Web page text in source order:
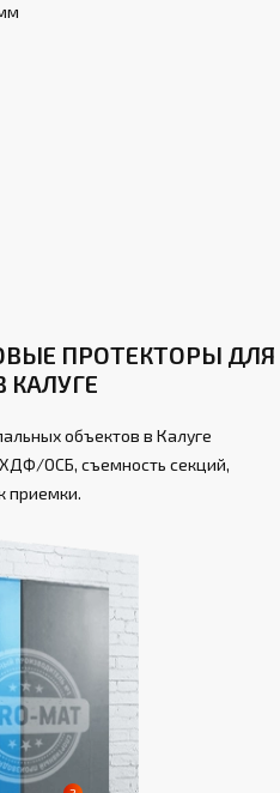
ПРОТЕКТОРЫ ДЛЯ
КАЛУГЕ
объектов в Калуге
ОСБ, съемность секций,
приемки.